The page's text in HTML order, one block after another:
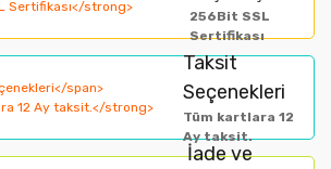
farklı alternatifler olmalı.
256Bit SSL
Sertifikası
Taksit
Seçenekleri
Tüm kartlara 12
Ay taksit.
İade ve